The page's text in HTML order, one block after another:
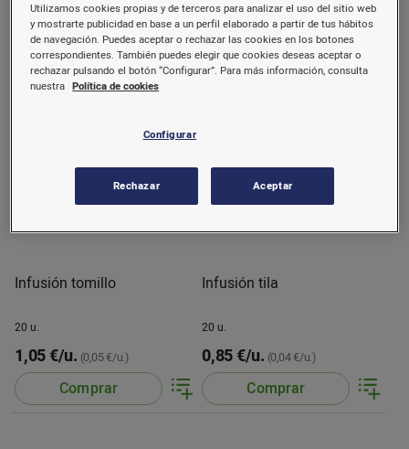
0,75 €/u.(0,04 €/u.)
Comprar
0,75 €/u.(0,04 €/u.)
Comprar
Infusión tomillo
20 u.
1,05 €/u. (0,05 €/u.)
Comprar
Infusión tila
20 u.
0,85 €/u. (0,04 €/u.)
Comprar
Utilizamos cookies propias y de terceros para analizar el uso del sitio web
y mostrarte publicidad en base a un perfil elaborado a partir de tus hábitos
de navegación. Puedes aceptar o rechazar las cookies en los botones
correspondientes. También puedes elegir que cookies deseas aceptar o
rechazar pulsando el botón “Configurar”. Para más información, consulta
nuestra Política de cookies
Configurar
Rechazar Aceptar